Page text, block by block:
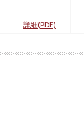
詳細(PDF)